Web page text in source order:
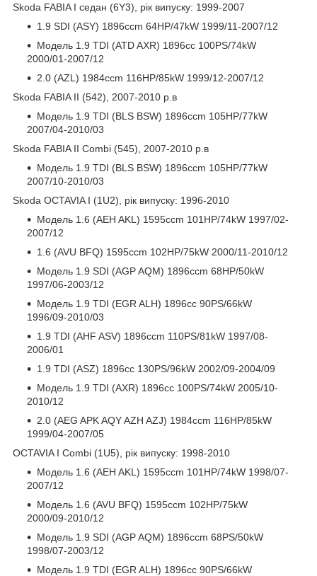
Skoda FABIA I седан (6Y3), рік випуску: 1999-2007
1.9 SDI (ASY) 1896ccm 64HP/47kW 1999/11-2007/12
Модель 1.9 TDI (ATD AXR) 1896cc 100PS/74kW
2000/01-2007/12
2.0 (AZL) 1984ccm 116HP/85kW 1999/12-2007/12
Skoda FABIA II (542), 2007-2010 р.в
Модель 1.9 TDI (BLS BSW) 1896ccm 105HP/77kW
2007/04-2010/03
Skoda FABIA II Combi (545), 2007-2010 р.в
Модель 1.9 TDI (BLS BSW) 1896ccm 105HP/77kW
2007/10-2010/03
Skoda OCTAVIA I (1U2), рік випуску: 1996-2010
Модель 1.6 (AEH AKL) 1595ccm 101HP/74kW 1997/02-
2007/12
1.6 (AVU BFQ) 1595ccm 102HP/75kW 2000/11-2010/12
Модель 1.9 SDI (AGP AQM) 1896ccm 68HP/50kW
1997/06-2003/12
Модель 1.9 TDI (EGR ALH) 1896cc 90PS/66kW
1996/09-2010/03
1.9 TDI (AHF ASV) 1896ccm 110PS/81kW 1997/08-
2006/01
1.9 TDI (ASZ) 1896cc 130PS/96kW 2002/09-2004/09
Модель 1.9 TDI (AXR) 1896cc 100PS/74kW 2005/10-
2010/12
2.0 (AEG APK AQY AZH AZJ) 1984ccm 116HP/85kW
1999/04-2007/05
OCTAVIA I Combi (1U5), рік випуску: 1998-2010
Модель 1.6 (AEH AKL) 1595ccm 101HP/74kW 1998/07-
2007/12
Модель 1.6 (AVU BFQ) 1595ccm 102HP/75kW
2000/09-2010/12
Модель 1.9 SDI (AGP AQM) 1896ccm 68PS/50kW
1998/07-2003/12
Модель 1.9 TDI (EGR ALH) 1896cc 90PS/66kW